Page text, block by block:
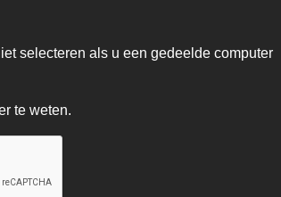
selecteren als u een gedeelde computer
te weten.